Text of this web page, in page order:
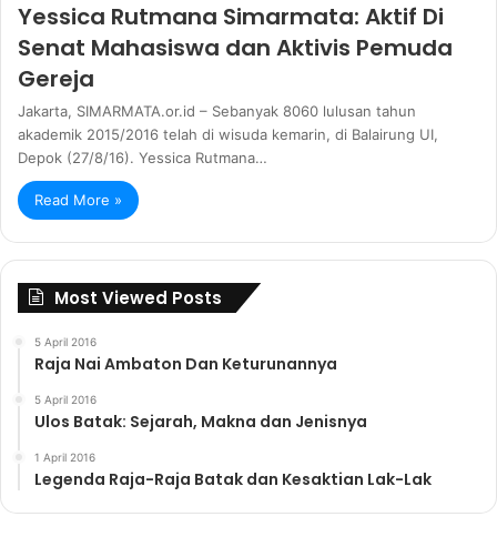
Yessica Rutmana Simarmata: Aktif Di
Senat Mahasiswa dan Aktivis Pemuda
Gereja
Jakarta, SIMARMATA.or.id – Sebanyak 8060 lulusan tahun
akademik 2015/2016 telah di wisuda kemarin, di Balairung UI,
Depok (27/8/16). Yessica Rutmana…
Read More »
Most Viewed Posts
5 April 2016
Raja Nai Ambaton Dan Keturunannya
5 April 2016
Ulos Batak: Sejarah, Makna dan Jenisnya
1 April 2016
Legenda Raja-Raja Batak dan Kesaktian Lak-Lak